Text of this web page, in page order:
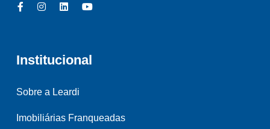
Institucional
Sobre a Leardi
Imobiliárias Franqueadas